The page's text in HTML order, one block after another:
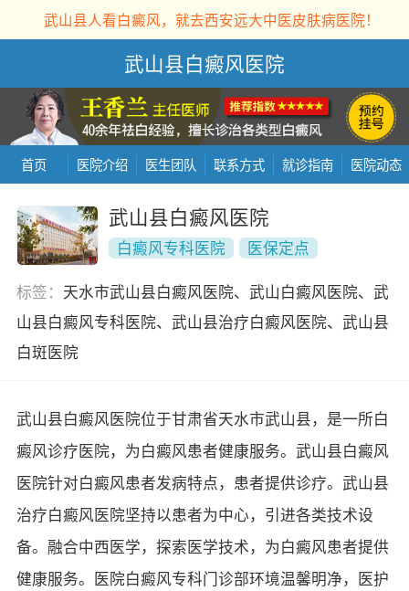
武山县人看白癜风，就去西安远大中医皮肤病医院！
武山县白癜风医院
首页 医院介绍 医生团队 联系方式 就诊指南 医院动态
武山县白癜风医院
白癜风专科医院
医保定点
标签： 天水市武山县白癜风医院、武山白癜风医院、武
山县白癜风专科医院、武山县治疗白癜风医院、武山县
白斑医院
武山县白癜风医院位于甘肃省天水市武山县，是一所白
癜风诊疗医院，为白癜风患者健康服务。武山县白癜风
医院针对白癜风患者发病特点，患者提供诊疗。武山县
治疗白癜风医院坚持以患者为中心，引进各类技术设
备。融合中西医学，探索医学技术，为白癜风患者提供
健康服务。医院白癜风专科门诊部环境温馨明净，医护